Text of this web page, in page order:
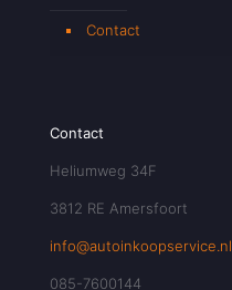
Contact
Contact
Heliumweg 34F
3812 RE Amersfoort
info@autoinkoopservice.nl
085-7600144